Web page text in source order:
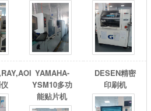
YAMAHA-
YSM10多功
能贴片机
DESEN精密
印刷机